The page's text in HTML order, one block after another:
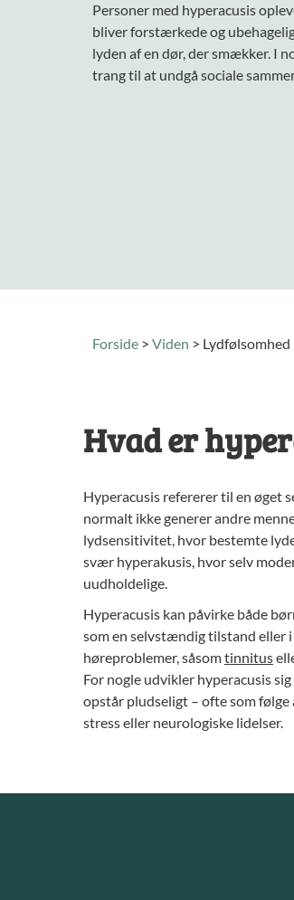
Personer med hyperacusis
bliver forstærkede og
lyden af en dør, der smækker. I
trang til at undgå sociale
Forside > Viden > Lydfølsomhed
Hvad er
Hyperacusis refererer til en øget
normalt ikke generer andre
lydsensitivitet, hvor bestemte
svær hyperakusis, hvor selv
uudholdelige.
Hyperacusis kan påvirke både
som en selvstændig tilstand eller
høreproblemer, såsomtinnitus
For nogle udvikler hyperacusis
opstår pludseligt – ofte som følge
stress eller neurologiske lidelser.